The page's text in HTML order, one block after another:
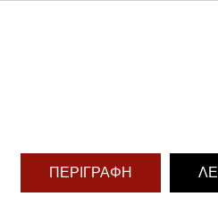
ΠΕΡΙΓΡΑΦΉ